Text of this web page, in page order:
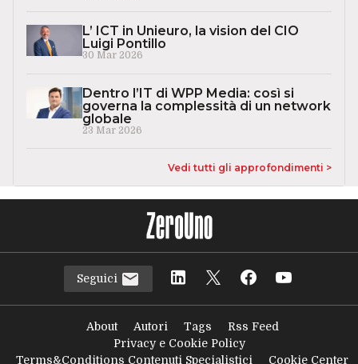
L’ ICT in Unieuro, la vision del CIO
Luigi Pontillo
30 Mar 2026
Dentro l’IT di WPP Media: così si
governa la complessità di un network
globale
23 Mar 2026
Vedi tutti gli approfondimenti >
Seguici
About Autori Tags
Rss Feed
Privacy e Cookie Policy
Terms&Conditions Contenuti Specialistici
Cookie Center